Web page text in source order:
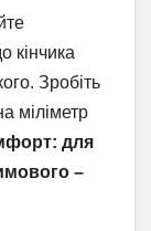
кінчика
Зробіть
міліметр
для
–